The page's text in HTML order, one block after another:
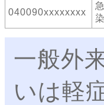
040090xxxxxxxx
一般外
いは軽